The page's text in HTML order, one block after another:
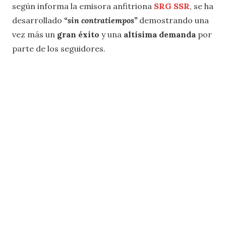
según informa la emisora anfitriona SRG SSR, se ha
desarrollado “sin contratiempos”demostrando una
vez más un gran éxito y una altísima demanda por
parte de los seguidores.